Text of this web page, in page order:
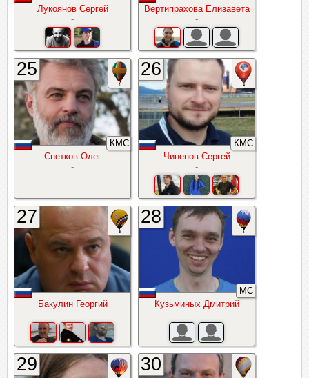
Лукоянов Сергей
-
Вертипрахова Елизавета
-
Снетков Олег
-
КМС
25
Чиненов Сергей
-
КМС
26
Бакулин Георгий
-
27
Кузьминых Дмитрий
-
МС
28
29 30